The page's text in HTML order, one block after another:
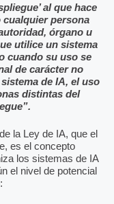
al que hace
persona
órgano u
utilice un sistema
cuando su uso se
de carácter no
de IA, el uso
distintas del
la Ley de IA, que el
es el concepto
los sistemas de IA
el nivel de potencial